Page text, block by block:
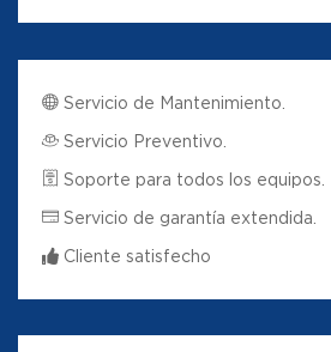
Servicio de Mantenimiento.
Servicio Preventivo.
Soporte para todos los equipos.
Servicio de garantía extendida.
Cliente satisfecho